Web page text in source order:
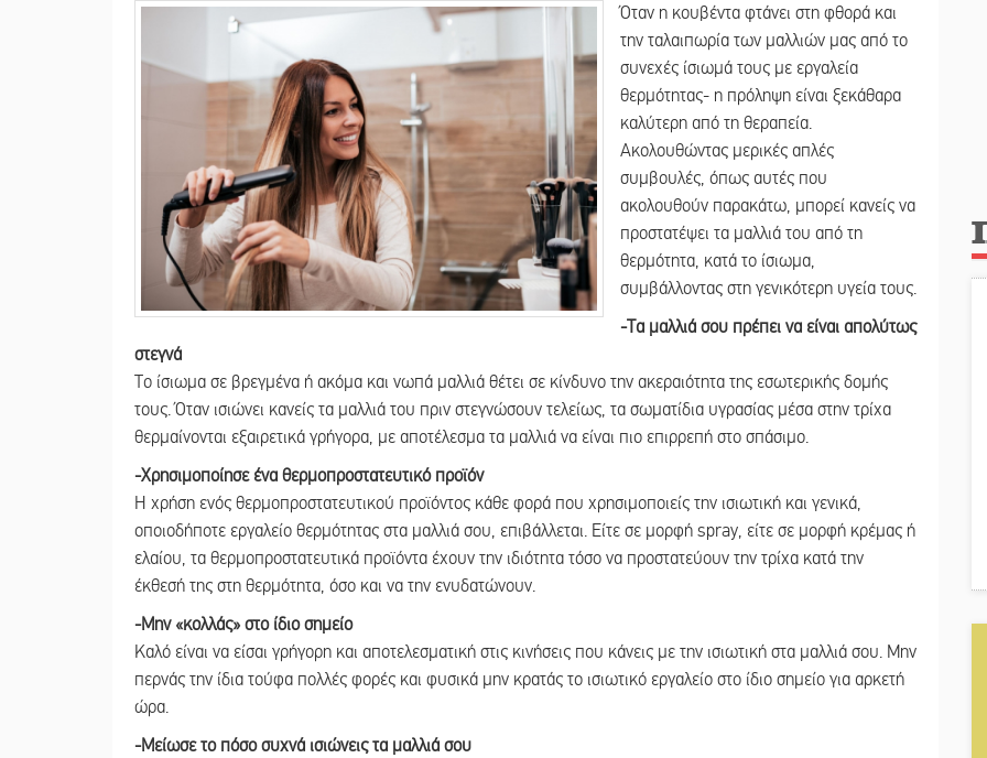
Όταν η κουβέντα φτάνει στη φθορά και
την ταλαιπωρία των μαλλιών μας από το
συνεχές ίσιωμά τους με εργαλεία
θερμότητας- η πρόληψη είναι ξεκάθαρα
καλύτερη από τη θεραπεία.
Ακολουθώντας μερικές απλές
συμβουλές, όπως αυτές που
ακολουθούν παρακάτω, μπορεί κανείς να
προστατέψει τα μαλλιά του από τη
θερμότητα, κατά το ίσιωμα,
συμβάλλοντας στη γενικότερη υγεία τους.
-Τα μαλλιά σου πρέπει να είναι απολύτως
στεγνά
Το ίσιωμα σε βρεγμένα ή ακόμα και νωπά μαλλιά θέτει σε κίνδυνο την ακεραιότητα της εσωτερικής δομής
τους. Όταν ισιώνει κανείς τα μαλλιά του πριν στεγνώσουν τελείως, τα σωματίδια υγρασίας μέσα στην τρίχα
θερμαίνονται εξαιρετικά γρήγορα, με αποτέλεσμα τα μαλλιά να είναι πιο επιρρεπή στο σπάσιμο.
-Χρησιμοποίησε ένα θερμοπροστατευτικό προϊόν
Η χρήση ενός θερμοπροστατευτικού προϊόντος κάθε φορά που χρησιμοποιείς την ισιωτική και γενικά,
οποιοδήποτε εργαλείο θερμότητας στα μαλλιά σου, επιβάλλεται. Είτε σε μορφή spray, είτε σε μορφή κρέμας ή
ελαίου, τα θερμοπροστατευτικά προϊόντα έχουν την ιδιότητα τόσο να προστατεύουν την τρίχα κατά την
έκθεσή της στη θερμότητα, όσο και να την ενυδατώνουν.
-Μην «κολλάς» στο ίδιο σημείο
Καλό είναι να είσαι γρήγορη και αποτελεσματική στις κινήσεις που κάνεις με την ισιωτική στα μαλλιά σου. Μην
περνάς την ίδια τούφα πολλές φορές και φυσικά μην κρατάς το ισιωτικό εργαλείο στο ίδιο σημείο για αρκετή
ώρα.
-Μείωσε το πόσο συχνά ισιώνεις τα μαλλιά σου